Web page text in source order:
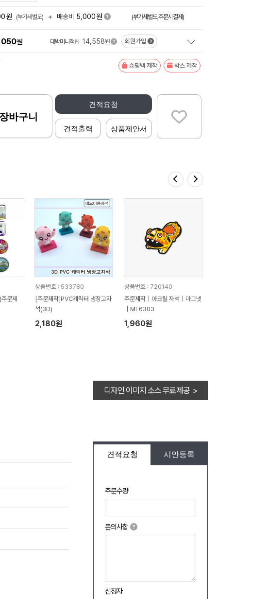
원 (부가세별도) + 배송비 5,000원 (부가세별도,주문시결제)
원 대박머니적립 14,558원 회원가입
쇼핑백 제작 박스 제작
견적요청
견적출력 상품제안서
장바구니
문제
상품번호 : 533780
[주문제작]PVC캐릭터 냉장고자
석(3D)
2,180원
상품번호 : 720140
주문제작｜아크릴 자석｜마그넷
｜MF6303
1,960원
디자인 이미지 소스 무료제공 >
견적요청 시안등록
주문수량
문의사항
신청자